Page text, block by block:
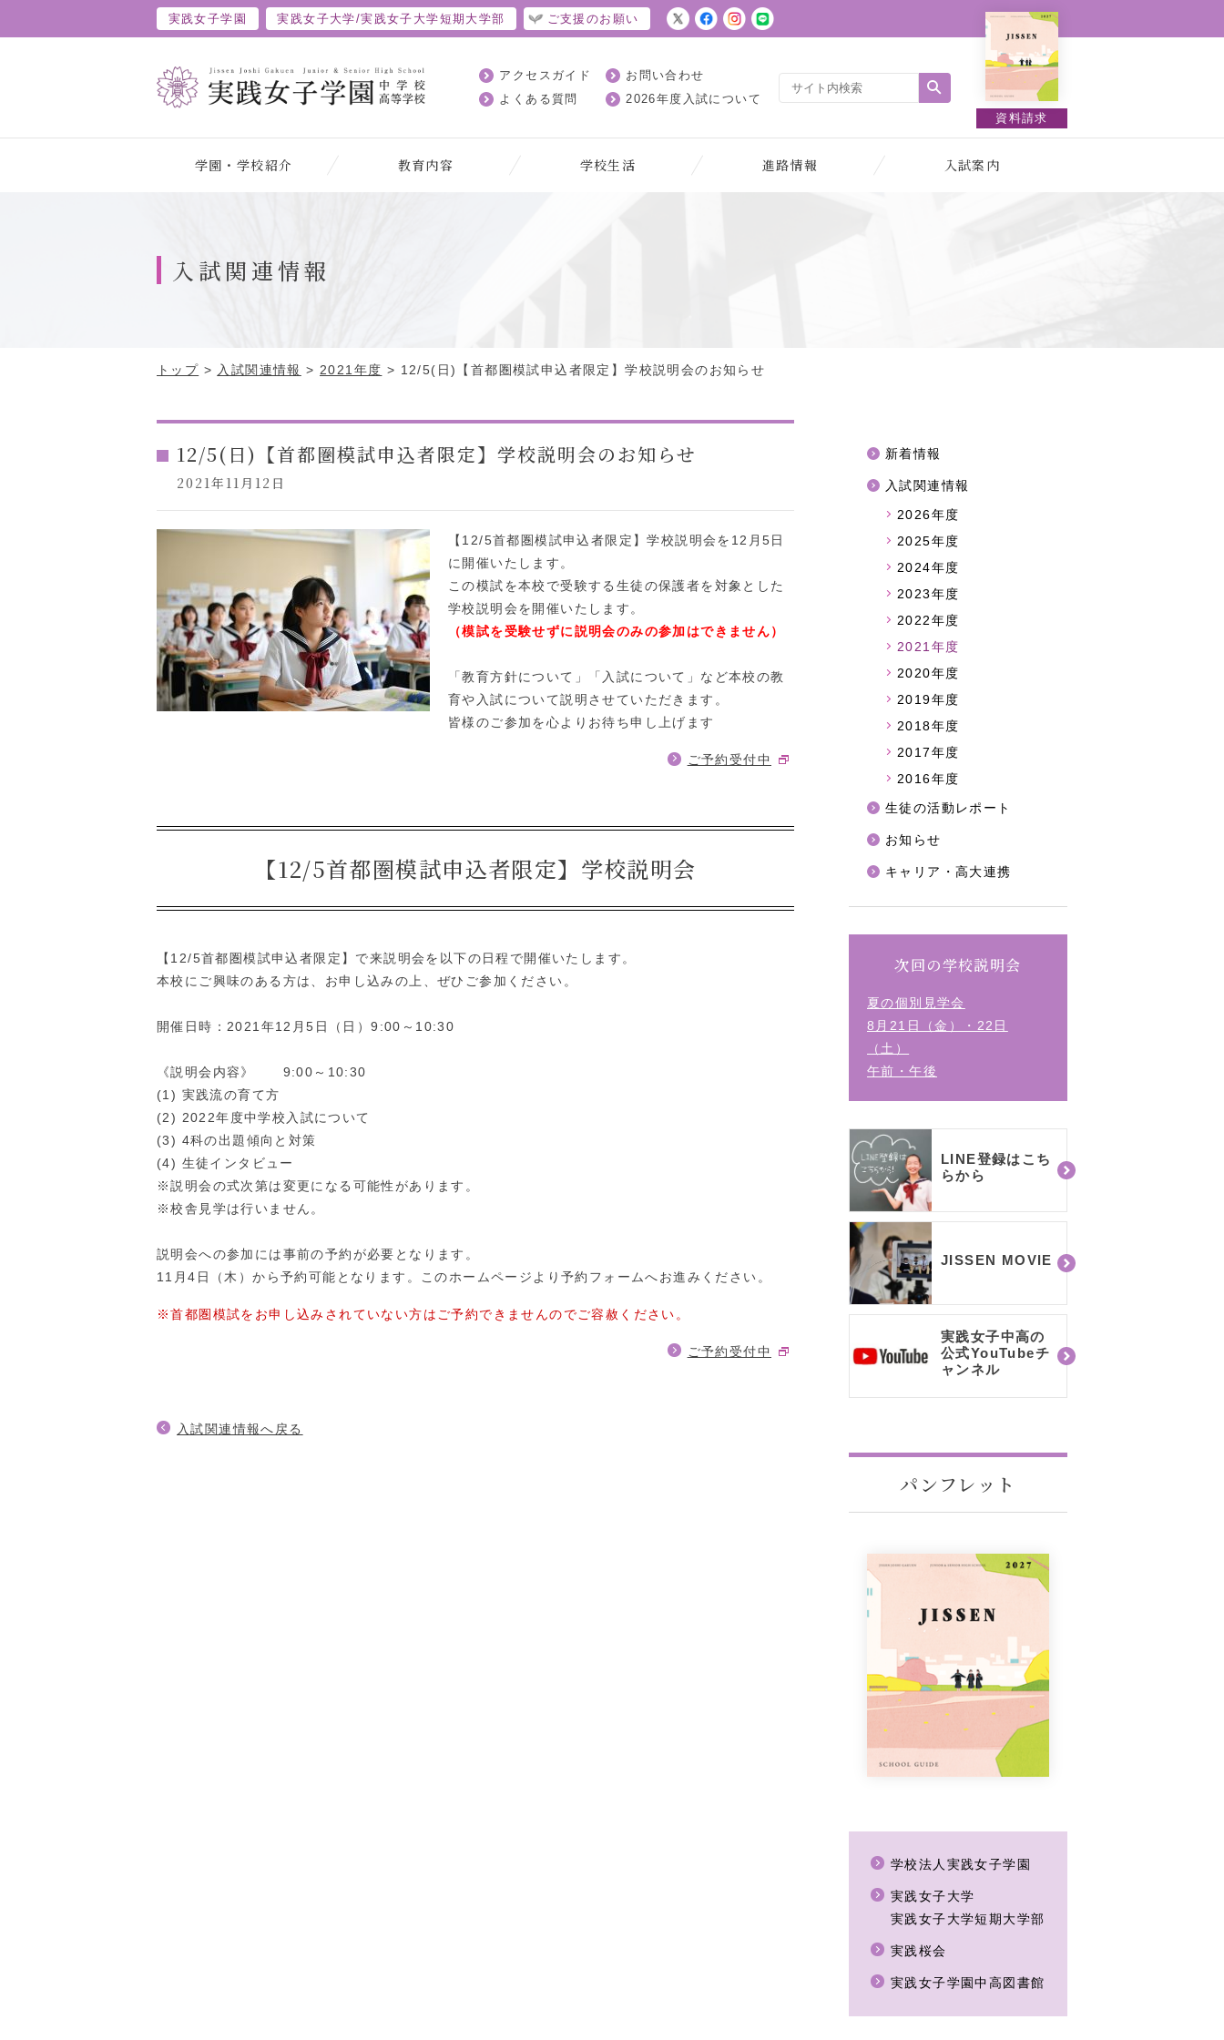
実践女子学園 実践女子大学/実践女子大学短期大学部 ご支援のお願い
アクセスガイド
よくある質問
お問い合わせ
2026年度入試について
資料請求
学園・学校紹介 教育内容 学校生活 進路情報 入試案内
入試関連情報
トップ > 入試関連情報 > 2021年度 > 12/5(日)【首都圏模試申込者限定】学校説明会のお知らせ
12/5(日)【首都圏模試申込者限定】学校説明会のお知らせ
2021年11月12日
【12/5首都圏模試申込者限定】学校説明会を12月5日
に開催いたします。
この模試を本校で受験する生徒の保護者を対象とした
学校説明会を開催いたします。
（模試を受験せずに説明会のみの参加はできません）
「教育方針について」「入試について」など本校の教
育や入試について説明させていただきます。
皆様のご参加を心よりお待ち申し上げます
ご予約受付中
【12/5首都圏模試申込者限定】学校説明会
【12/5首都圏模試申込者限定】で来説明会を以下の日程で開催いたします。
本校にご興味のある方は、お申し込みの上、ぜひご参加ください。
開催日時：2021年12月5日（日）9:00～10:30
《説明会内容》 9:00～10:30
(1) 実践流の育て方
(2) 2022年度中学校入試について
(3) 4科の出題傾向と対策
(4) 生徒インタビュー
※説明会の式次第は変更になる可能性があります。
※校舎見学は行いません。
説明会への参加には事前の予約が必要となります。
11月4日（木）から予約可能となります。このホームページより予約フォームへお進みください。
※首都圏模試をお申し込みされていない方はご予約できませんのでご容赦ください。
ご予約受付中
入試関連情報へ戻る
新着情報
入試関連情報
2026年度
2025年度
2024年度
2023年度
2022年度
2021年度
2020年度
2019年度
2018年度
2017年度
2016年度
生徒の活動レポート
お知らせ
キャリア・高大連携
次回の学校説明会
夏の個別見学会
8月21日（金）・22日
（土）
午前・午後
LINE登録はこち
らから
JISSEN MOVIE
実践女子中高の
公式YouTubeチ
ャンネル
パンフレット
学校法人実践女子学園
実践女子大学
実践女子大学短期大学部
実践桜会
実践女子学園中高図書館